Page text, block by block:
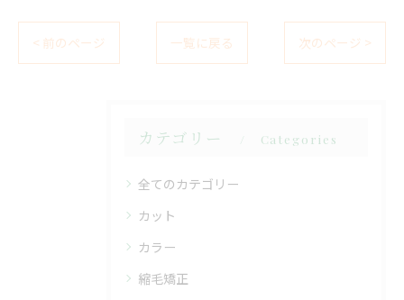
< 前のページ 一覧に戻る 次のページ >
カテゴリー Categories
全てのカテゴリー
カット
カラー
縮毛矯正